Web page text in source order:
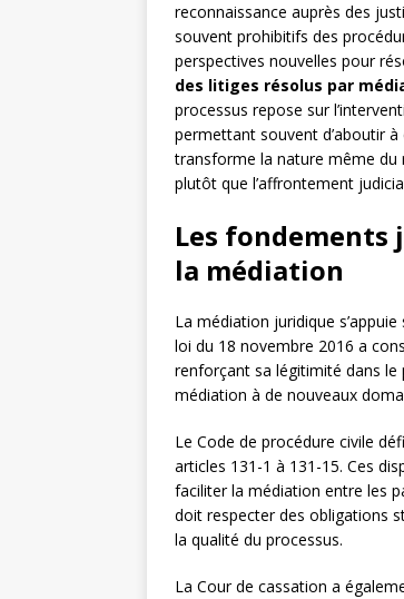
reconnaissance auprès des
souvent prohibitifs des
perspectives nouvelles pour
des litiges résolus par
processus repose sur
permettant souvent d’aboutir
transforme la nature même du
plutôt que l’affrontement
Les fondements
la médiation
La médiation juridique s’appuie
loi du 18 novembre 2016 a
renforçant sa légitimité dans le
médiation à de nouveaux
Le Code de procédure civile
articles 131-1 à 131-15. Ces
faciliter la médiation entre les
doit respecter des obligations
la qualité du processus.
La Cour de cassation a